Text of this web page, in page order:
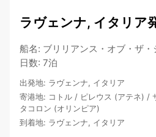
ラヴェンナ, イタリア
船名: ブリリアンス・オブ・ザ・
日数: 7泊
出発地: ラヴェンナ, イタリア
寄港地: コトル / ピレウス (アテネ) /
タコロン (オリンピア)
到着地: ラヴェンナ, イタリア